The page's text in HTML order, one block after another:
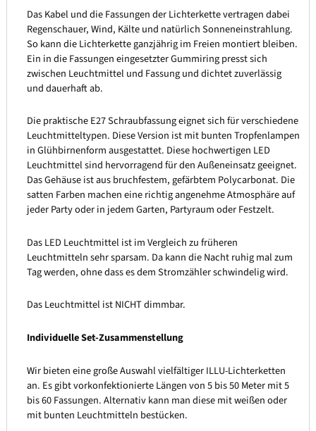
Das Kabel und die Fassungen der Lichterkette vertragen dabei
Regenschauer, Wind, Kälte und natürlich Sonneneinstrahlung.
So kann die Lichterkette ganzjährig im Freien montiert bleiben.
Ein in die Fassungen eingesetzter Gummiring presst sich
zwischen Leuchtmittel und Fassung und dichtet zuverlässig
und dauerhaft ab.
Die praktische E27 Schraubfassung eignet sich für verschiedene
Leuchtmitteltypen. Diese Version ist mit bunten Tropfenlampen
in Glühbirnenform ausgestattet. Diese hochwertigen LED
Leuchtmittel sind hervorragend für den Außeneinsatz geeignet.
Das Gehäuse ist aus bruchfestem, gefärbtem Polycarbonat. Die
satten Farben machen eine richtig angenehme Atmosphäre auf
jeder Party oder in jedem Garten, Partyraum oder Festzelt.
Das LED Leuchtmittel ist im Vergleich zu früheren
Leuchtmitteln sehr sparsam. Da kann die Nacht ruhig mal zum
Tag werden, ohne dass es dem Stromzähler schwindelig wird.
Das Leuchtmittel ist NICHT dimmbar.
Individuelle Set-Zusammenstellung
Wir bieten eine große Auswahl vielfältiger ILLU-Lichterketten
an. Es gibt vorkonfektionierte Längen von 5 bis 50 Meter mit 5
bis 60 Fassungen. Alternativ kann man diese mit weißen oder
mit bunten Leuchtmitteln bestücken.